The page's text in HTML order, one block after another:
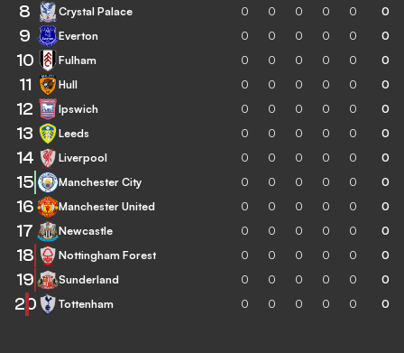
8 Crystal Palace 0 0 0 0 0 0
9 Everton 0 0 0 0 0 0
10 Fulham 0 0 0 0 0 0
11 Hull 0 0 0 0 0 0
12 Ipswich 0 0 0 0 0 0
13 Leeds 0 0 0 0 0 0
14 Liverpool 0 0 0 0 0 0
15 Manchester City 0 0 0 0 0 0
16 Manchester United 0 0 0 0 0 0
17 Newcastle 0 0 0 0 0 0
18 Nottingham Forest 0 0 0 0 0 0
19 Sunderland 0 0 0 0 0 0
20 Tottenham 0 0 0 0 0 0